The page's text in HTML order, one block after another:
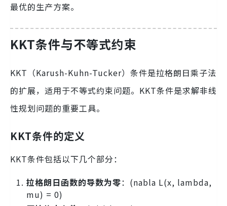
最优的生产方案。
KKT条件与不等式约束
KKT（Karush-Kuhn-Tucker）条件是拉格朗日乘子法
的扩展，适用于不等式约束问题。KKT条件是求解非线
性规划问题的重要工具。
KKT条件的定义
KKT条件包括以下几个部分：
拉格朗日函数的导数为零：(nabla L(x, lambda,
mu) = 0)